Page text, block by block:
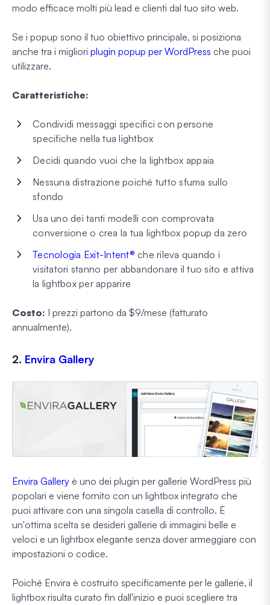
modo efficace molti più lead e clienti dal tuo sito web.
Se i popup sono il tuo obiettivo principale, si posiziona
anche tra i migliori plugin popup per WordPress che puoi
utilizzare.
Caratteristiche:
Condividi messaggi specifici con persone
specifiche nella tua lightbox
Decidi quando vuoi che la lightbox appaia
Nessuna distrazione poiché tutto sfuma sullo
sfondo
Usa uno dei tanti modelli con comprovata
conversione o crea la tua lightbox popup da zero
Tecnologia Exit-Intent® che rileva quando i
visitatori stanno per abbandonare il tuo sito e attiva
la lightbox per apparire
Costo: I prezzi partono da $9/mese (fatturato
annualmente).
2. Envira Gallery
Envira Gallery è uno dei plugin per gallerie WordPress più
popolari e viene fornito con un lightbox integrato che
puoi attivare con una singola casella di controllo. È
un'ottima scelta se desideri gallerie di immagini belle e
veloci e un lightbox elegante senza dover armeggiare con
impostazioni o codice.
Poiché Envira è costruito specificamente per le gallerie, il
lightbox risulta curato fin dall'inizio e puoi scegliere tra